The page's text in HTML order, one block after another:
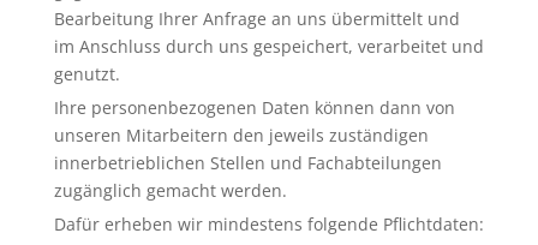
Bearbeitung Ihrer Anfrage an uns übermittelt und
im Anschluss durch uns gespeichert, verarbeitet und
genutzt.
Ihre personenbezogenen Daten können dann von
unseren Mitarbeitern den jeweils zuständigen
innerbetrieblichen Stellen und Fachabteilungen
zugänglich gemacht werden.
Dafür erheben wir mindestens folgende Pflichtdaten: